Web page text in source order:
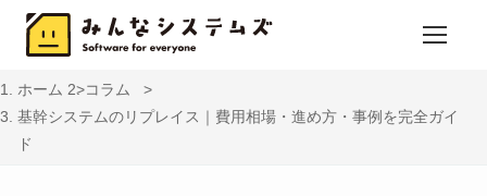
ホーム
コラム
基幹システムのリプレイス｜費用相場・進め方・事例を完全ガイ
ド